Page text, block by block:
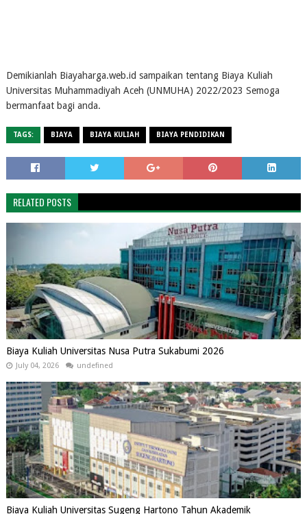
Demikianlah Biayaharga.web.id sampaikan tentang Biaya Kuliah
Universitas Muhammadiyah Aceh (UNMUHA) 2022/2023 Semoga
bermanfaat bagi anda.
TAGS: BIAYA BIAYA KULIAH BIAYA PENDIDIKAN
RELATED POSTS
Biaya Kuliah Universitas Nusa Putra Sukabumi 2026
July 04, 2026 undefined
Biaya Kuliah Universitas Sugeng Hartono Tahun Akademik